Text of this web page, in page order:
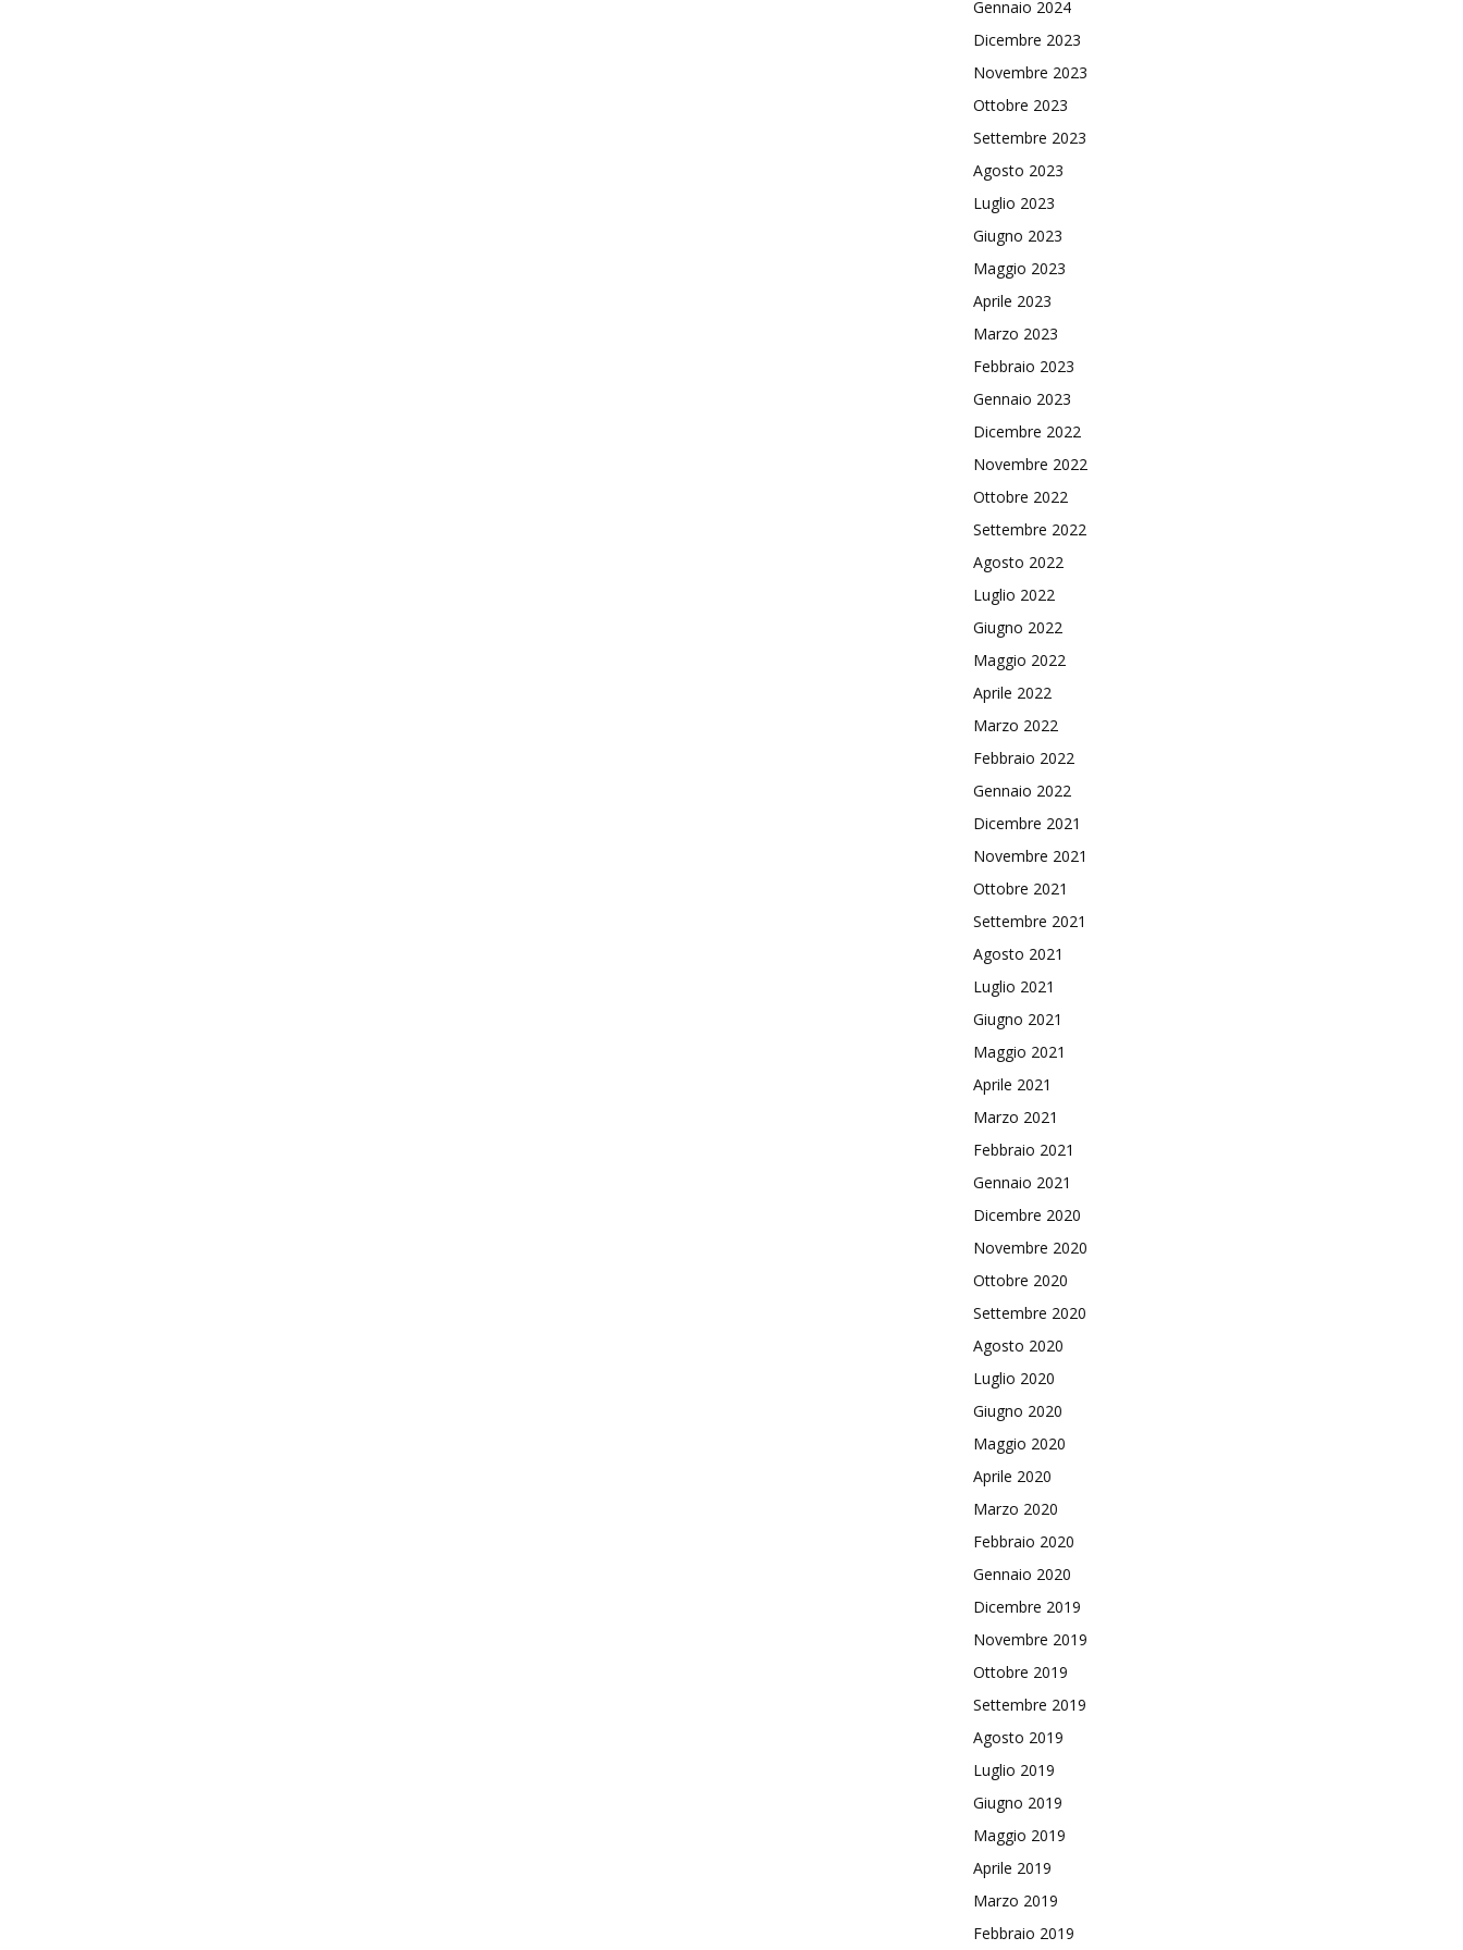
Gennaio 2024
Dicembre 2023
Novembre 2023
Ottobre 2023
Settembre 2023
Agosto 2023
Luglio 2023
Giugno 2023
Maggio 2023
Aprile 2023
Marzo 2023
Febbraio 2023
Gennaio 2023
Dicembre 2022
Novembre 2022
Ottobre 2022
Settembre 2022
Agosto 2022
Luglio 2022
Giugno 2022
Maggio 2022
Aprile 2022
Marzo 2022
Febbraio 2022
Gennaio 2022
Dicembre 2021
Novembre 2021
Ottobre 2021
Settembre 2021
Agosto 2021
Luglio 2021
Giugno 2021
Maggio 2021
Aprile 2021
Marzo 2021
Febbraio 2021
Gennaio 2021
Dicembre 2020
Novembre 2020
Ottobre 2020
Settembre 2020
Agosto 2020
Luglio 2020
Giugno 2020
Maggio 2020
Aprile 2020
Marzo 2020
Febbraio 2020
Gennaio 2020
Dicembre 2019
Novembre 2019
Ottobre 2019
Settembre 2019
Agosto 2019
Luglio 2019
Giugno 2019
Maggio 2019
Aprile 2019
Marzo 2019
Febbraio 2019